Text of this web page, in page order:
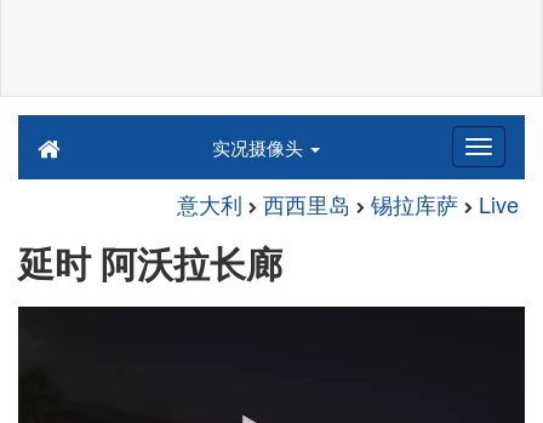
实况摄像头
意大利 西西里岛 锡拉库萨 Live
延时 阿沃拉长廊